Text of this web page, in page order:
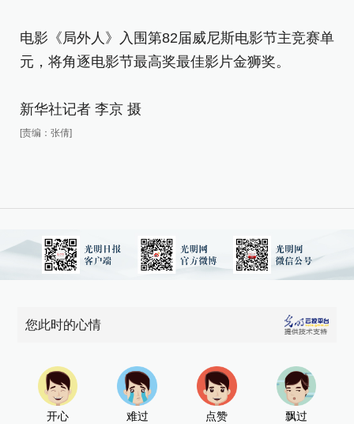
电影《局外人》入围第82届威尼斯电影节主竞赛单
元，将角逐电影节最高奖最佳影片金狮奖。
新华社记者 李京 摄
[责编：张倩]
您此时的心情
开心 难过 点赞 飘过